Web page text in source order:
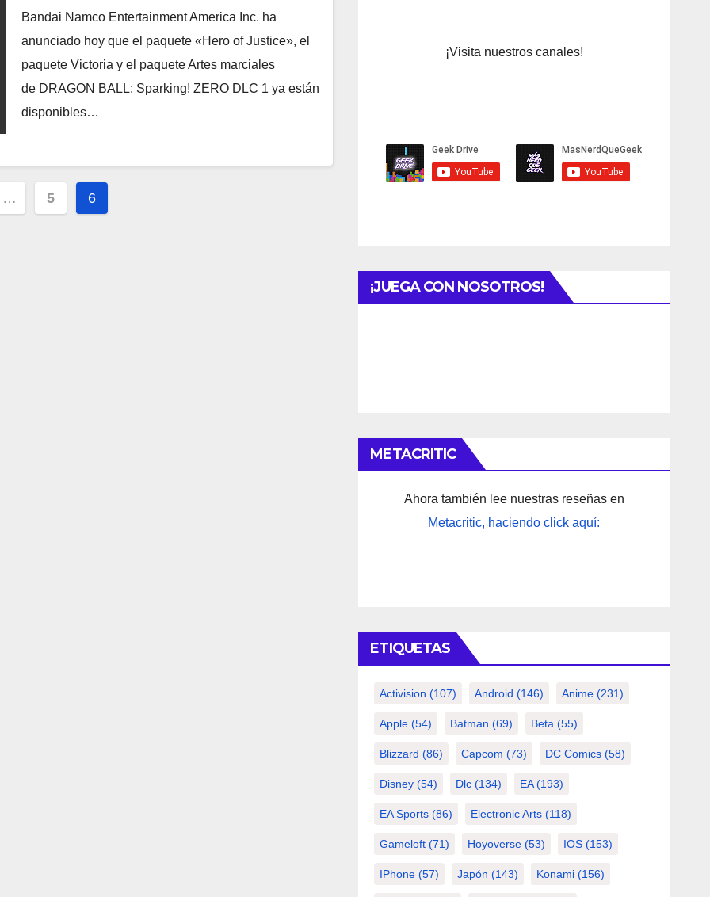
Bandai Namco Entertainment America Inc. ha
anunciado hoy que el paquete «Hero of Justice», el
paquete Victoria y el paquete Artes marciales
de DRAGON BALL: Sparking! ZERO DLC 1 ya están
disponibles…
… 5 6
¡Visita nuestros canales!
¡JUEGA CON NOSOTROS!
METACRITIC
Ahora también lee nuestras reseñas en
Metacritic, haciendo click aquí:
ETIQUETAS
Activision (107) Android (146) Anime (231)
Apple (54) Batman (69) Beta (55)
Blizzard (86) Capcom (73) DC Comics (58)
Disney (54) Dlc (134) EA(193)
EA Sports (86) Electronic Arts (118)
Gameloft (71) Hoyoverse (53) IOS (153)
IPhone (57) Japón (143) Konami (156)